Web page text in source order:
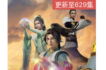
更新至629集